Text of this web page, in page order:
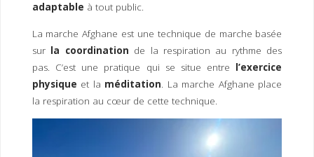
adaptable à tout public.
La marche Afghane est une technique de marche basée
sur la coordination de la respiration au rythme des
pas. C’est une pratique qui se situe entre l’exercice
physique et la méditation. La marche Afghane place
la respiration au cœur de cette technique.